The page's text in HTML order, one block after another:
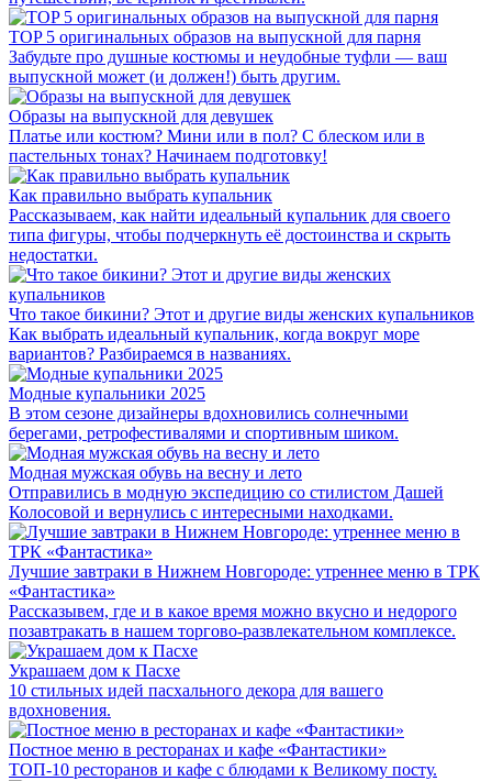
TOP 5 оригинальных образов на выпускной для парня
Забудьте про душные костюмы и неудобные туфли — ваш
выпускной может (и должен!) быть другим.
Образы на выпускной для девушек
Платье или костюм? Мини или в пол? С блеском или в
пастельных тонах? Начинаем подготовку!
Как правильно выбрать купальник
Рассказываем, как найти идеальный купальник для своего
типа фигуры, чтобы подчеркнуть её достоинства и скрыть
недостатки.
‎Что такое бикини?‎ Этот и другие виды женских купальников
Как выбрать идеальный купальник, когда вокруг море
вариантов? Разбираемся в названиях.
Модные купальники 2025
В этом сезоне дизайнеры вдохновились солнечными
берегами, ретрофестивалями и спортивным шиком.
Модная мужская обувь на весну и лето
Отправились в модную экспедицию со стилистом Дашей
Колосовой и вернулись с интересными находками.
Лучшие завтраки в Нижнем Новгороде: утреннее меню в ТРК
«Фантастика»
Рассказывем, где и в какое время можно вкусно и недорого
позавтракать в нашем торгово-развлекательном комплексе.
Украшаем дом к Пасхе
10 стильных идей пасхального декора для вашего
вдохновения.
Постное меню в ресторанах и кафе «Фантастики»
ТОП-10 ресторанов и кафе с блюдами к Великому посту.